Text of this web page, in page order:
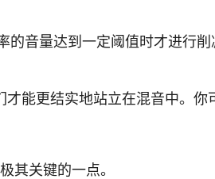
的音量达到一定阈值时才进行
能更结实地站立在混音中。
其关键的一点。